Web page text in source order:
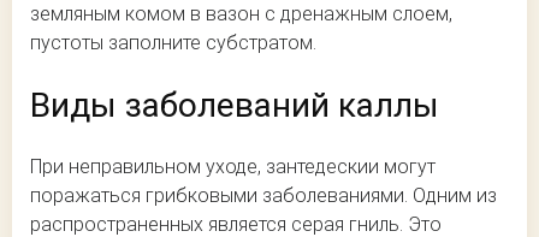
земляным комом в вазон с дренажным слоем,
пустоты заполните субстратом.
Виды заболеваний каллы
При неправильном уходе, зантедескии могут
поражаться грибковыми заболеваниями. Одним из
распространенных является серая гниль. Это